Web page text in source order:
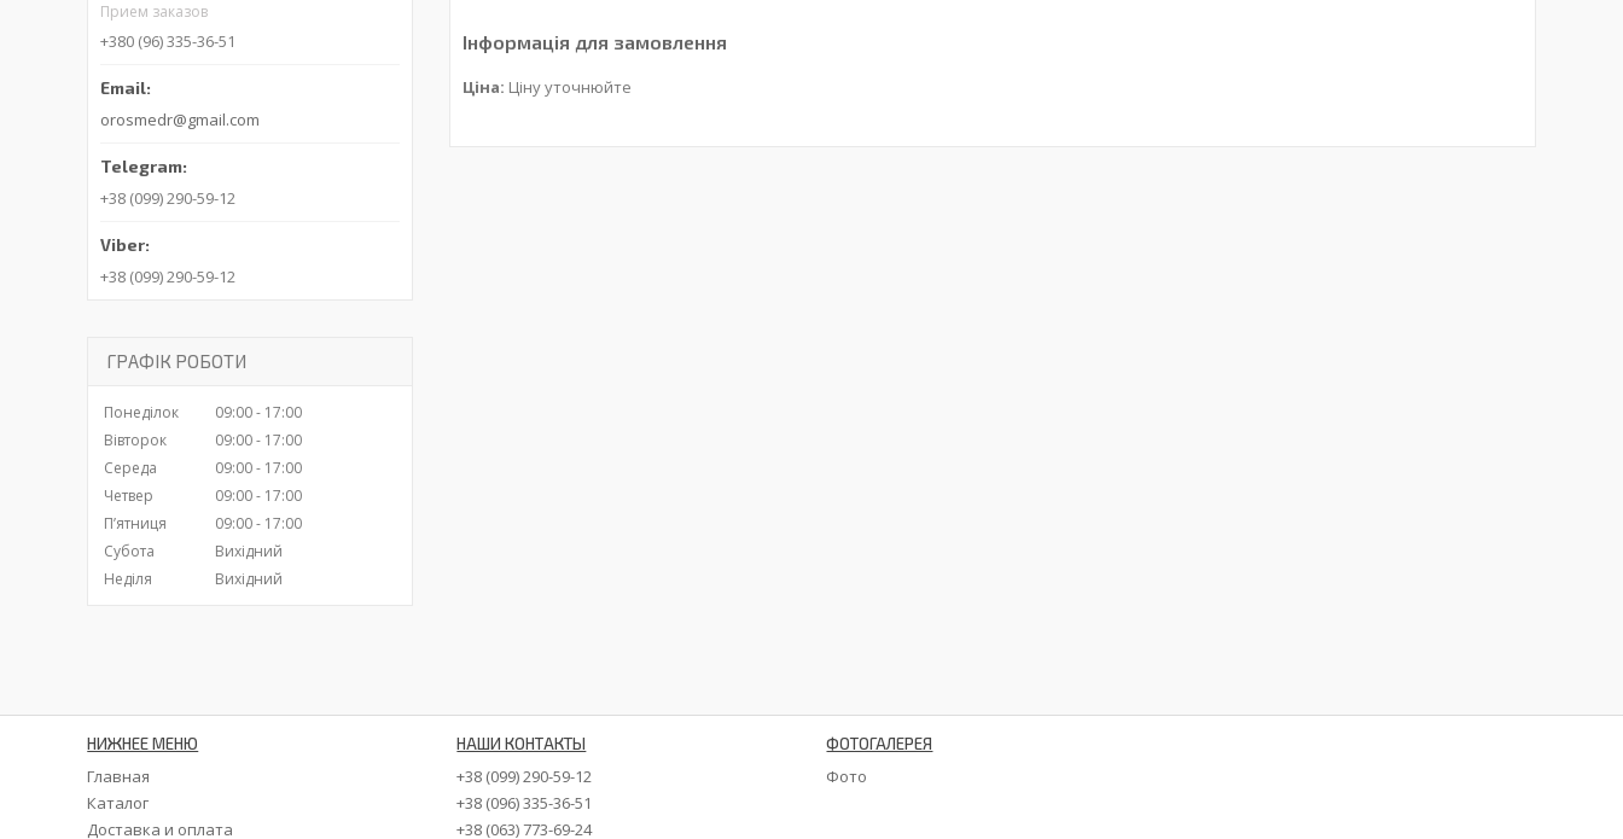
Інформація для замовлення
Ціна: Ціну уточнюйте
Прием заказов
+380 (96) 335-36-51
orosmedr@gmail.com
+38 (099) 290-59-12
+38 (099) 290-59-12
ГРАФІК РОБОТИ
Понеділок 09:00
17:00
Вівторок
09:00
17:00
Середа
09:00
17:00
Четвер
09:00
17:00
Пʼятниця
09:00
17:00
Субота
Вихідний
Неділя
Вихідний
НИЖНЕЕ МЕНЮ
Главная
Каталог
Доставка и оплата
НАШИ КОНТАКТЫ
+38 (099) 290-59-12
+38 (096) 335-36-51
+38 (063) 773-69-24
ФОТОГАЛЕРЕЯ
Фото